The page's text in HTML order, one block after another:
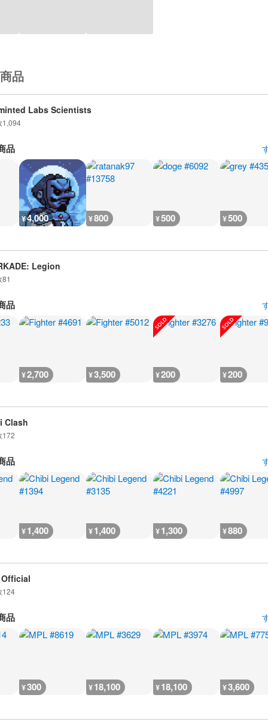
品
Labs Scientists
1,094
品
¥4,000 ¥800 ¥500 ¥500
Legion
81
品
¥2,700 ¥3,500 ¥200 ¥200
Clash
172
品
¥1,400 ¥1,400 ¥1,300 ¥880
124
品
¥300 ¥18,100 ¥18,100 ¥3,600